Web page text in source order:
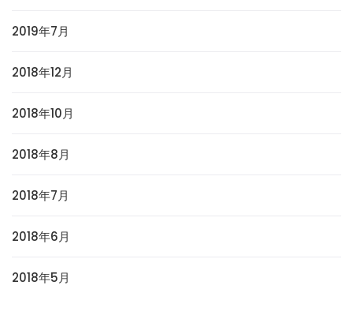
2019年7月
2018年12月
2018年10月
2018年8月
2018年7月
2018年6月
2018年5月